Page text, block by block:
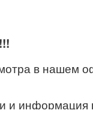
в нашем
информация